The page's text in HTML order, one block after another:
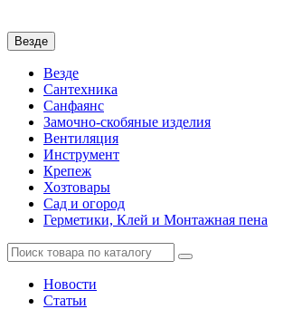
Везде
Везде
Сантехника
Санфаянс
Замочно-скобяные изделия
Вентиляция
Инструмент
Крепеж
Хозтовары
Сад и огород
Герметики, Клей и Монтажная пена
Новости
Статьи